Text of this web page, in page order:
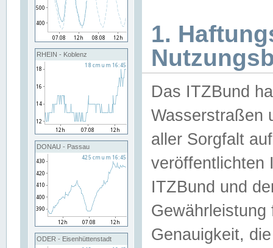
RHEIN - Koblenz
DONAU - Passau
ODER - Eisenhüttenstadt
1.
Das ITZBund
Wasserstraßen
aller Sorgfalt
veröffentlichten
ITZBund und
Genauigkeit,